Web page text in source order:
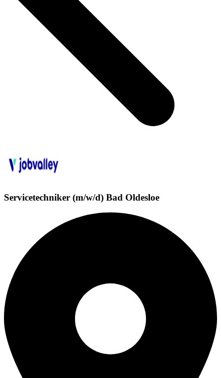
Servicetechniker (m/w/d) Bad Oldesloe